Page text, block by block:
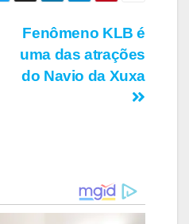
Fenômeno KLB é
uma das atrações
do Navio da Xuxa